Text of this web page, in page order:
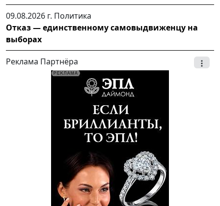
09.08.2026 г. Политика
Отказ — единственному самовыдвиженцу на
выборах
Реклама Партнёра